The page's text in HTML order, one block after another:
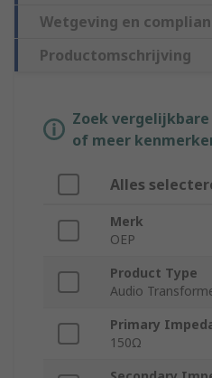
Wetgeving en
Productomschrijving
Zoek
of meer
Alles
Merk
OEP
Product Type
Audio
Primary
150Ω